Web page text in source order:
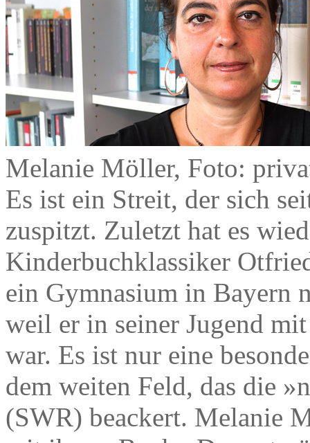
Melanie Möller, Foto:
Es ist ein Streit, der sich
zuspitzt. Zuletzt hat es
Kinderbuchklassiker
ein Gymnasium in Bayern
weil er in seiner Jugend
war. Es ist nur eine
dem weiten Feld, das die
(SWR) beackert. Melanie